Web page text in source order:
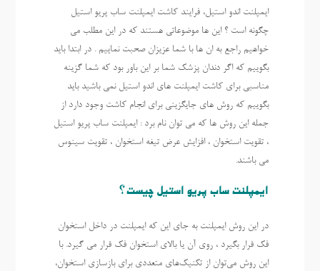
ایمپلنت اندو استیل، فرایند کاشت ایمپلنت ساب پریو استیل
چگونه است ؟ این ها موضوعاتی هستند که در این مطلب می
خواهیم راجع به ان ها با شما عزیزان صحبت نماییم . در ابتدا باید
بگوییم که اگر دندان پزشک شما بر این باور بود که شما گزینه
مناسبی برای کاشت ایمپلنت های اندو استیل نمی باشید باید
بگوییم که روش های جایگزینی برای انجام کاشت وجود دارد از
جمله این روش ها که می توان نام برد : ایمپلنت ساب پریو استیل
، تقویت استخوان ، افزایش عرض تیغه استخوان ، تقویت سینوس
می باشند.
ایمپلنت ساب پریو استیل چیست؟
در این روش ایمپلنت به جای این که ایمپلنت در داخل استخوان
فک قرار بگیرد ، روی آن یا بالای استخوان فک قرار می گیرد. با
این روش می‌توان از تکنیک‌های متعددی برای بازسازی استخوان،